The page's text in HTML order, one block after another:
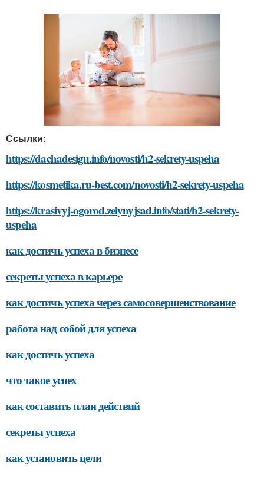
Ссылки:
https://dachadesign.info/novosti/h2-sekrety-uspeha
https://kosmetika.ru-best.com/novosti/h2-sekrety-uspeha
https://krasivyj-ogorod.zelynyjsad.info/stati/h2-sekrety-
uspeha
как достичь успеха в бизнесе
секреты успеха в карьере
как достичь успеха через самосовершенствование
работа над собой для успеха
как достичь успеха
что такое успех
как составить план действий
секреты успеха
как установить цели